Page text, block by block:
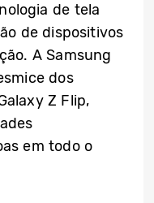
de tela
de dispositivos
A Samsung
dos
Z Flip,
em todo o